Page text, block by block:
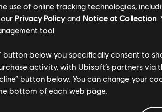
use of online tracking technologies,
Privacy Policyand Notice at Collection.
tool.
below you specifically consent to
activity, with Ubisoft’s partners via
button below. You can change your
bottom of each web page.